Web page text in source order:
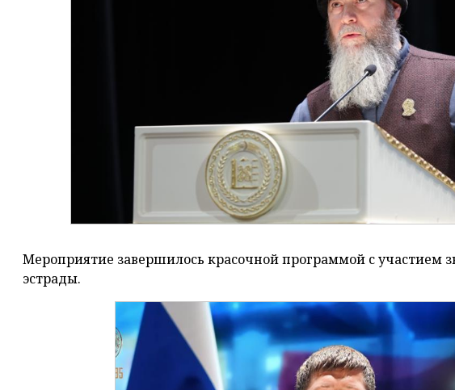
Мероприятие завершилось красочной программой с участием
эстрады.